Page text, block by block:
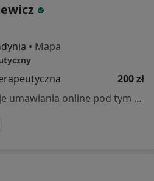
• Mapa
200 zł
Specjalista nie oferuje umawiania online pod tym adresem.